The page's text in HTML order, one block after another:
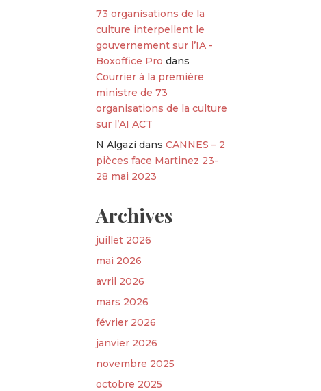
73 organisations de la
culture interpellent le
gouvernement sur l’IA -
Boxoffice Pro dans
Courrier à la première
ministre de 73
organisations de la culture
sur l’AI ACT
N Algazi dansCANNES – 2
pièces face Martinez 23-
28 mai 2023
Archives
juillet 2026
mai 2026
avril 2026
mars 2026
février 2026
janvier 2026
novembre 2025
octobre 2025